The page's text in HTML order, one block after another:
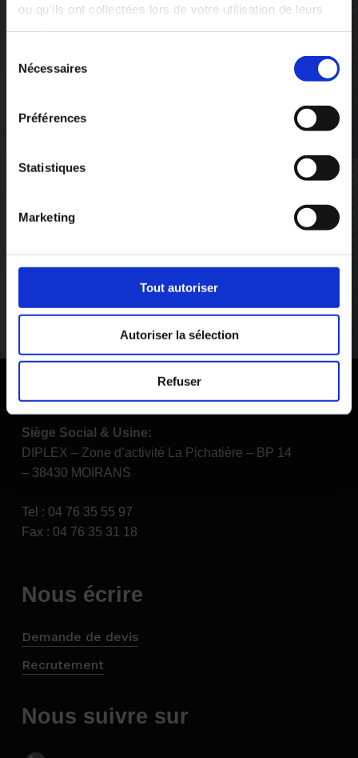
ou qu'ils ont collectées lors de votre utilisation de leurs
Nécessaires
Préférences
Statistiques
Marketing
Tout autoriser
Autoriser la sélection
Refuser
Voir les produits
Demandez votre devis
Article précédent
Meilleurs voeux pour cette nouvelle année
Plateforme de stockage
Nous rencontrer
Siège Social & Usine:
DIPLEX – Zone d’activité La Pichatière – BP 14
– 38430 MOIRANS
Tel : 04 76 35 55 97
Fax : 04 76 35 31 18
Nous écrire
Demande de devis
Recrutement
Nous suivre sur